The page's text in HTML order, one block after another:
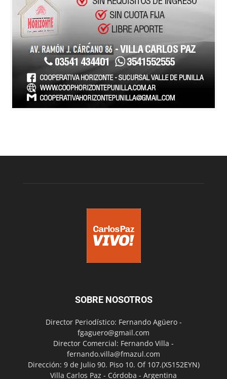
SOBRE NOSOTROS
Director Periodístico: Fernando Agüero -
fgaguero@gmail.com
Director Comercial: Fernando Villa -
fernando.villa@fmazul.com
Dirección: 9 de Julio 90. Piso 10. Of 107.(X5152EYN)
Villa Carlos Paz - Córdoba - Argentina